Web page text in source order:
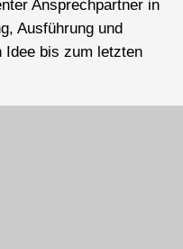
Ansprechpartner in
Ausführung und
Idee bis zum letzten